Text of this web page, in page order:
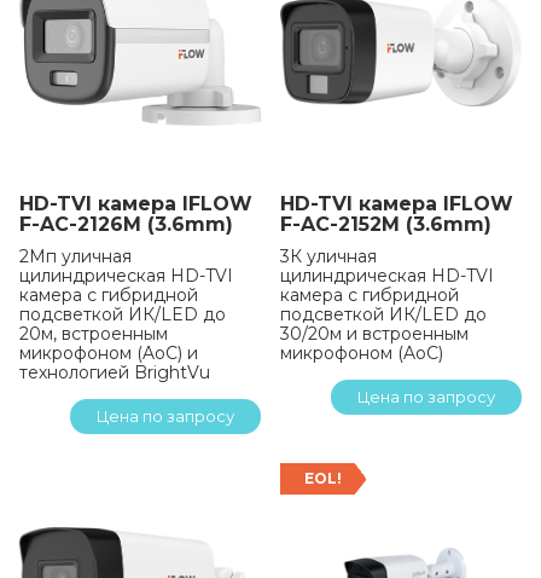
HD-TVI камера IFLOW
F-AC-2126M (3.6mm)
2Мп уличная
цилиндрическая HD-TVI
камера с гибридной
подсветкой ИК/LED до
20м, встроенным
микрофоном (AoC) и
технологией BrightVu
Цена по запросу
HD-TVI камера IFLOW
F-AC-2152M (3.6mm)
3К уличная
цилиндрическая HD-TVI
камера с гибридной
подсветкой ИК/LED до
30/20м и встроенным
микрофоном (AoC)
Цена по запросу
EOL!